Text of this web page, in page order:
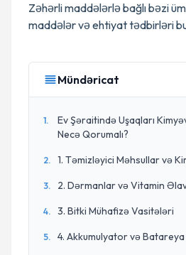
Zəhərli maddələrlə bağlı bəzi
maddələr və ehtiyat tədbirləri
Mündəricat
1.
Ev Şəraitində Uşaqları
Necə Qorumalı?
2. 1. Təmizləyici Məhsullar və
3. 2. Dərmanlar və Vitamin
4. 3. Bitki Mühafizə Vasitələri
5. 4. Akkumulyator və